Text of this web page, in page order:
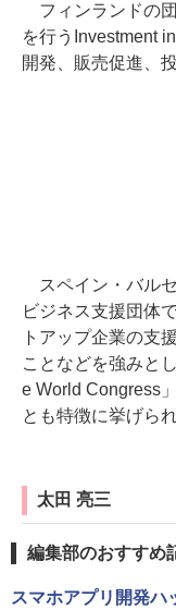
フィンランドの
を行うInvestment
開発、販売促進、
スペイン・バル
ビジネス支援団体
トアップ企業の支
ことなどを強みと
e World Congress
とも特徴に挙げら
太田 亮三
編集部のおすすめ
スマホアプリ開発